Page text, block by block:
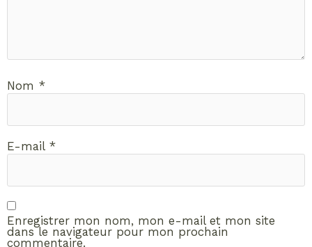
Nom *
E-mail *
Enregistrer mon nom, mon e-mail et mon site
dans le navigateur pour mon prochain
commentaire.